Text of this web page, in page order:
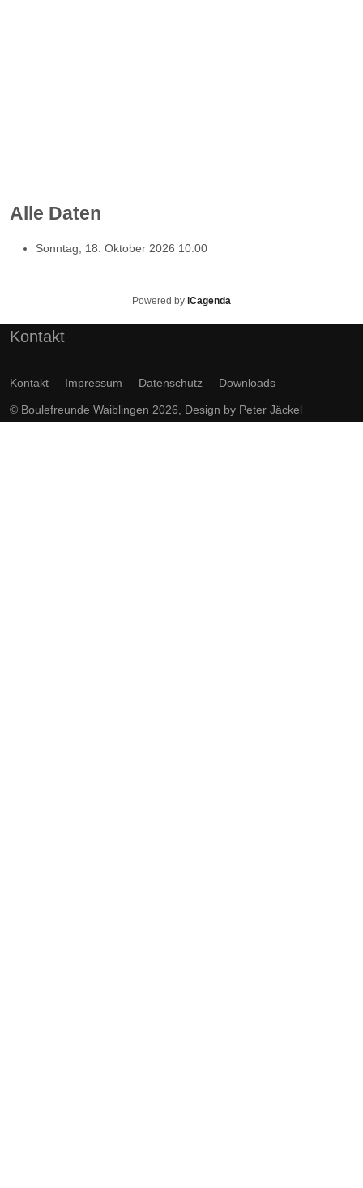
Alle Daten
Sonntag, 18. Oktober 2026 10:00
Powered by iCagenda
Kontakt
Kontakt Impressum Datenschutz Downloads
© Boulefreunde Waiblingen 2026, Design by Peter Jäckel